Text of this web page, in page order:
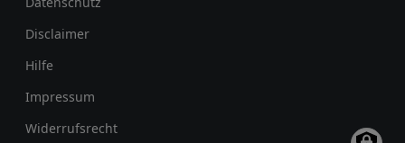
Disclaimer
Hilfe
Impressum
Widerrufsrecht